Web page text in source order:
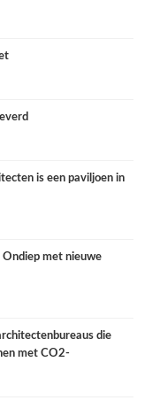
is een paviljoen in
met nieuwe
die
met CO2-